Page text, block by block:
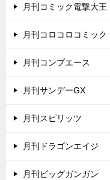
月刊コミック電撃大王
月刊コロコロコミック
月刊コンプエース
月刊サンデーGX
月刊スピリッツ
月刊ドラゴンエイジ
月刊ビッグガンガン